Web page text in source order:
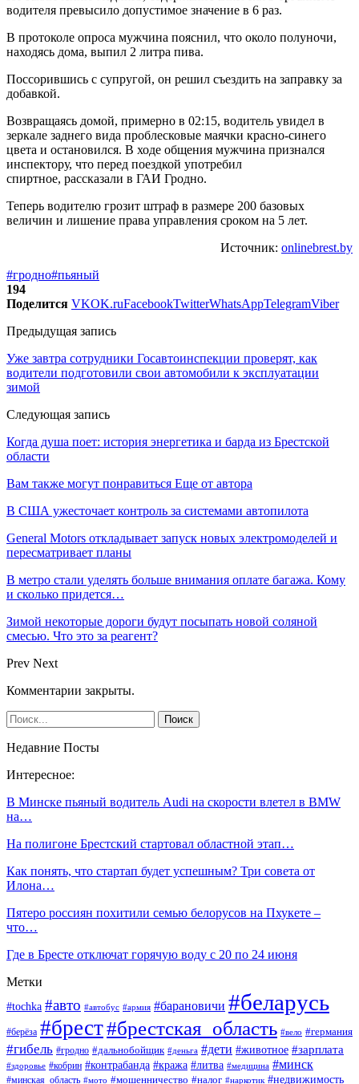
водителя превысило допустимое значение в 6 раз.
В протоколе опроса мужчина пояснил, что около полуночи,
находясь дома, выпил 2 литра пива.
Поссорившись с супругой, он решил съездить на заправку за
добавкой.
Возвращаясь домой, примерно в 02:15, водитель увидел в
зеркале заднего вида проблесковые маячки красно-синего
цвета и остановился. В ходе общения мужчина признался
инспектору, что перед поездкой употребил
спиртное, рассказали в ГАИ Гродно.
Теперь водителю грозит штраф в размере 200 базовых
величин и лишение права управления сроком на 5 лет.
Источник: onlinebrest.by
#гродно#пьяный
194
Поделится VKOK.ruFacebookTwitterWhatsAppTelegramViber
Предыдущая запись
Уже завтра сотрудники Госавтоинспекции проверят, как
водители подготовили свои автомобили к эксплуатации
зимой
Следующая запись
Когда душа поет: история энергетика и барда из Брестской
области
Вам также могут понравиться Еще от автора
В США ужесточает контроль за системами автопилота
General Motors откладывает запуск новых электромоделей и
пересматривает планы
В метро стали уделять больше внимания оплате багажа. Кому
и сколько придется…
Зимой некоторые дороги будут посыпать новой соляной
смесью. Что это за реагент?
Prev Next
Комментарии закрыты.
Недавние Посты
Интересное:
В Минске пьяный водитель Audi на скорости влетел в BMW
на…
На полигоне Брестский стартовал областной этап…
Как понять, что стартап будет успешным? Три совета от
Илона…
Пятеро россиян похитили семью белорусов на Пхукете –
что…
Где в Бресте отключат горячую воду с 20 по 24 июня
Метки
#tochka #авто #автобус #армия #барановичи #беларусь
#берёза #брест#брестская_область #вело #германия
#гибель #гродно #дальнобойщик #деньга #дети #животное #зарплата
#здоровье #кобрин #контрабанда #кража #литва #медицина #минск
#минская_область #мото #мошенничество #налог #наркотик #недвижимость